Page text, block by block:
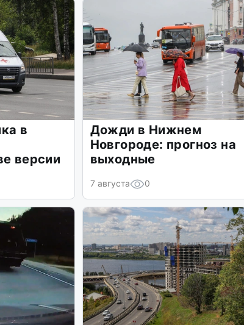
в
версии
Дожди в Нижнем
Новгороде: прогноз на
выходные
7 августа 0